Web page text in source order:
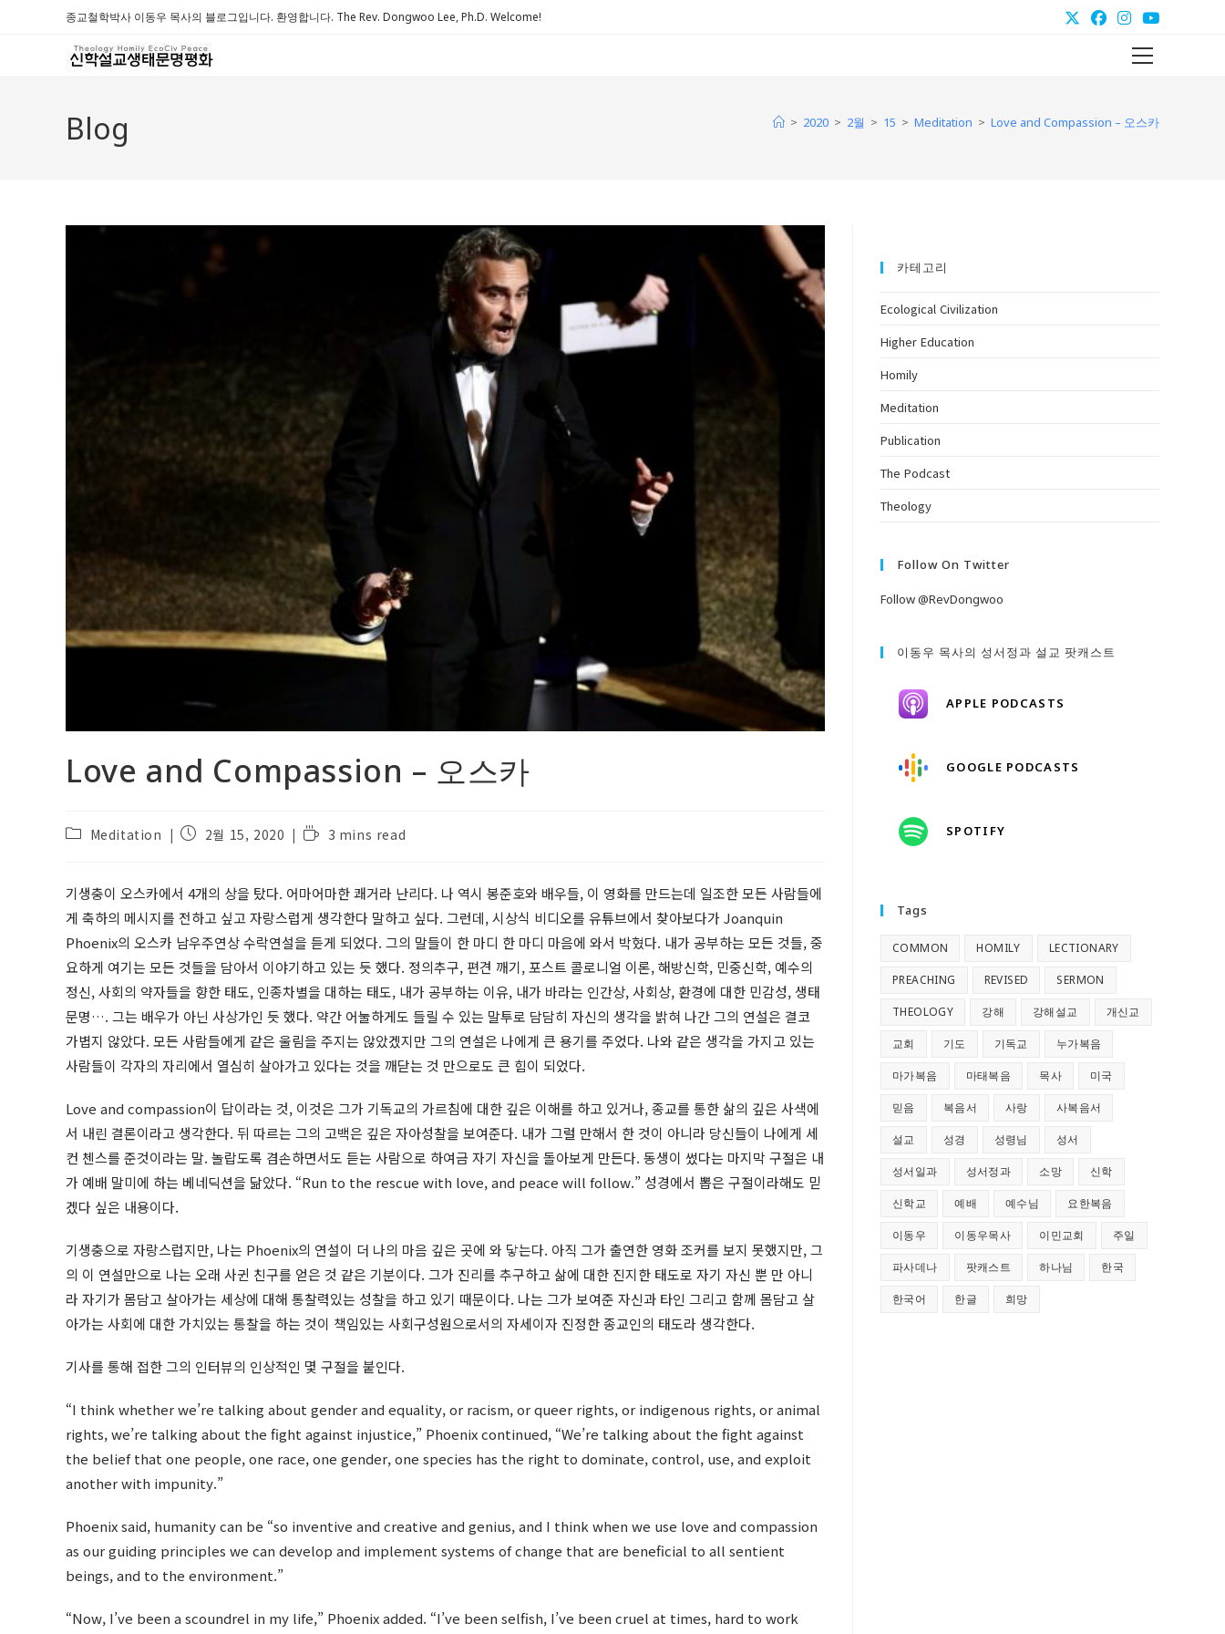
종교철학박사 이동우 목사의 블로그입니다. 환영합니다. The Rev. Dongwoo Lee, Ph.D. Welcome!
Main
Blog > 2020 > 2월 > 15 > Meditation > Love and Compassion – 오스카
Love and Compassion – 오스카
PostMeditation
Post2월 15, 2020
Reading3 mins read
기생충이 오스카에서 4개의 상을 탔다. 어마어마한 쾌거라 난리다. 나 역시 봉준호와 배우들, 이 영화를 만드는데 일조한 모든 사람들에
게 축하의 메시지를 전하고 싶고 자랑스럽게 생각한다 말하고 싶다. 그런데, 시상식 비디오를 유튜브에서 찾아보다가 Joanquin
Phoenix의 오스카 남우주연상 수락연설을 듣게 되었다. 그의 말들이 한 마디 한 마디 마음에 와서 박혔다. 내가 공부하는 모든 것들, 중
요하게 여기는 모든 것들을 담아서 이야기하고 있는 듯 했다. 정의추구, 편견 깨기, 포스트 콜로니얼 이론, 해방신학, 민중신학, 예수의
정신, 사회의 약자들을 향한 태도, 인종차별을 대하는 태도, 내가 공부하는 이유, 내가 바라는 인간상, 사회상, 환경에 대한 민감성, 생태
문명…. 그는 배우가 아닌 사상가인 듯 했다. 약간 어눌하게도 들릴 수 있는 말투로 담담히 자신의 생각을 밝혀 나간 그의 연설은 결코
가볍지 않았다. 모든 사람들에게 같은 울림을 주지는 않았겠지만 그의 연설은 나에게 큰 용기를 주었다. 나와 같은 생각을 가지고 있는
사람들이 각자의 자리에서 열심히 살아가고 있다는 것을 깨닫는 것 만으로도 큰 힘이 되었다.
Love and compassion이 답이라는 것, 이것은 그가 기독교의 가르침에 대한 깊은 이해를 하고 있거나, 종교를 통한 삶의 깊은 사색에
서 내린 결론이라고 생각한다. 뒤 따르는 그의 고백은 깊은 자아성찰을 보여준다. 내가 그럴 만해서 한 것이 아니라 당신들이 나에게 세
컨 첸스를 준것이라는 말. 놀랍도록 겸손하면서도 듣는 사람으로 하여금 자기 자신을 돌아보게 만든다. 동생이 썼다는 마지막 구절은 내
가 예배 말미에 하는 베네딕션을 닮았다. “Run to the rescue with love, and peace will follow.” 성경에서 뽑은 구절이라해도 믿
겠다 싶은 내용이다.
기생충으로 자랑스럽지만, 나는 Phoenix의 연설이 더 나의 마음 깊은 곳에 와 닿는다. 아직 그가 출연한 영화 조커를 보지 못했지만, 그
의 이 연설만으로 나는 오래 사귄 친구를 얻은 것 같은 기분이다. 그가 진리를 추구하고 삶에 대한 진지한 태도로 자기 자신 뿐 만 아니
라 자기가 몸담고 살아가는 세상에 대해 통찰력있는 성찰을 하고 있기 때문이다. 나는 그가 보여준 자신과 타인 그리고 함께 몸담고 살
아가는 사회에 대한 가치있는 통찰을 하는 것이 책임있는 사회구성원으로서의 자세이자 진정한 종교인의 태도라 생각한다.
기사를 통해 접한 그의 인터뷰의 인상적인 몇 구절을 붙인다.
“I think whether we’re talking about gender and equality, or racism, or queer rights, or indigenous rights, or animal
rights, we’re talking about the fight against injustice,” Phoenix continued, “We’re talking about the fight against
the belief that one people, one race, one gender, one species has the right to dominate, control, use, and exploit
another with impunity.”
Phoenix said, humanity can be “so inventive and creative and genius, and I think when we use love and compassion
as our guiding principles we can develop and implement systems of change that are beneficial to all sentient
beings, and to the environment.”
“Now, I’ve been a scoundrel in my life,” Phoenix added. “I’ve been selfish, I’ve been cruel at times, hard to work
카테고리
Ecological Civilization
Higher Education
Homily
Meditation
Publication
The Podcast
Theology
Follow On Twitter
Follow @RevDongwoo
이동우 목사의 성서정과 설교 팟캐스트
APPLE PODCASTS
GOOGLE PODCASTS
SPOTIFY
Tags
COMMON HOMILY LECTIONARY
PREACHING REVISED SERMON
THEOLOGY 강해 강해설교 개신교
교회 기도 기독교 누가복음
마가복음 마태복음 목사 미국
믿음 복음서 사랑 사복음서
설교 성경 성령님 성서
성서일과 성서정과 소망 신학
신학교 예배 예수님 요한복음
이동우 이동우목사 이민교회 주일
파사데나 팟캐스트 하나님 한국
한국어 한글 희망